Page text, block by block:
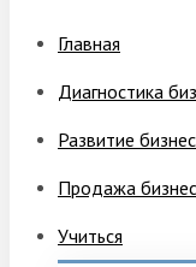
Главная
Диагностика
Развитие
Продажа
Учиться